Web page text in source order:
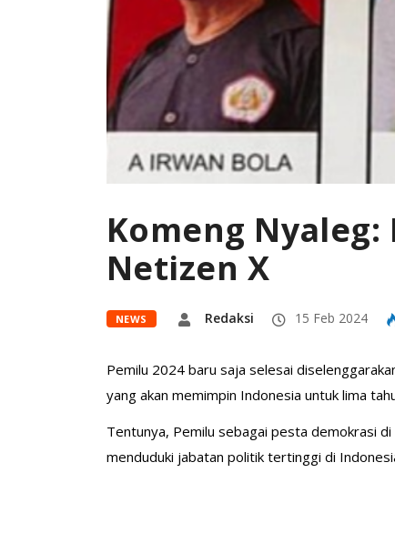
Komeng
Netizen X
NEWS Redaksi 15 Feb 2024
Pemilu 2024 baru saja selesai
yang akan memimpin Indonesia untuk lima
Tentunya, Pemilu sebagai pesta demokrasi
menduduki jabatan politik tertinggi di